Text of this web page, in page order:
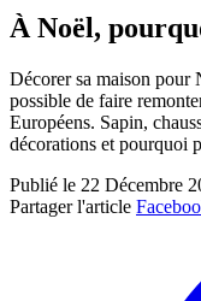
À Noël,
Décorer sa maison pour
possible de faire
Européens. Sapin,
décorations et pourquoi
Publié le 22 Décembre
Partager l'article